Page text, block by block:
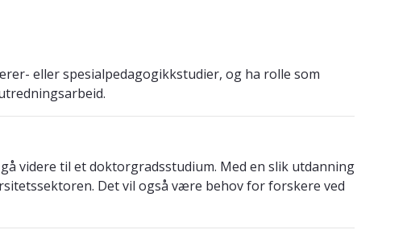
eller spesialpedagogikkstudier, og ha rolle som
videre til et doktorgradsstudium. Med en slik utdanning
Det vil også være behov for forskere ved